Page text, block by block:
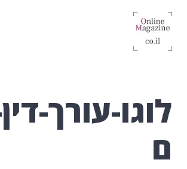
לדלג
לתוכן
לוגו-עורך-
ם